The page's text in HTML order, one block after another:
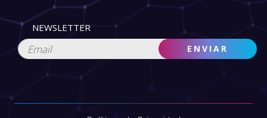
NEWSLETTER